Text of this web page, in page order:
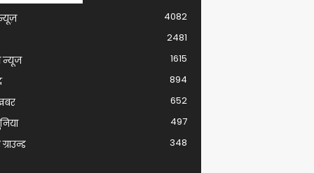
4082
2481
न्यूज
1615
894
652
497
348